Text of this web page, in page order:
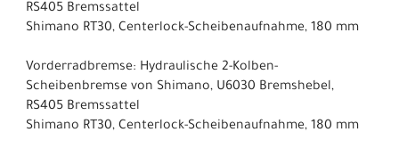
RS405 Bremssattel
Shimano RT30, Centerlock-Scheibenaufnahme, 180 mm
Vorderradbremse: Hydraulische 2-Kolben-
Scheibenbremse von Shimano, U6030 Bremshebel,
RS405 Bremssattel
Shimano RT30, Centerlock-Scheibenaufnahme, 180 mm